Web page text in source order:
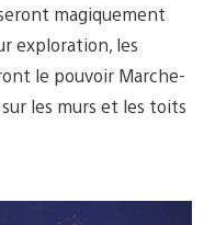
magiquement
exploration, les
le pouvoir Marche-
les murs et les toits